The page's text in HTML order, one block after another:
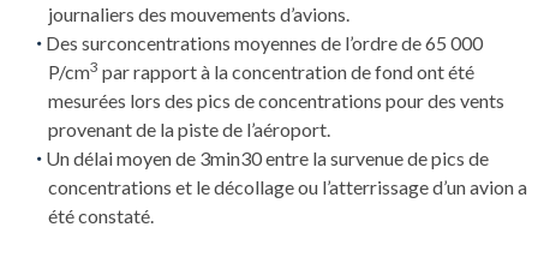
journaliers des mouvements d’avions.
Des surconcentrations moyennes de l’ordre de 65 000
P/cm3 par rapport à la concentration de fond ont été
mesurées lors des pics de concentrations pour des vents
provenant de la piste de l’aéroport.
Un délai moyen de 3min30 entre la survenue de pics de
concentrations et le décollage ou l’atterrissage d’un avion a
été constaté.